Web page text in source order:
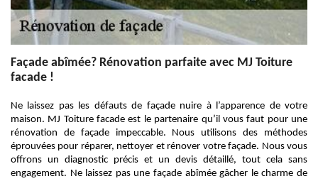
Façade abîmée? Rénovation parfaite avec MJ Toiture
facade !
Ne laissez pas les défauts de façade nuire à l’apparence de votre
maison. MJ Toiture facade est le partenaire qu’il vous faut pour une
rénovation de façade impeccable. Nous utilisons des méthodes
éprouvées pour réparer, nettoyer et rénover votre façade. Nous vous
offrons un diagnostic précis et un devis détaillé, tout cela sans
engagement. Ne laissez pas une façade abîmée gâcher le charme de